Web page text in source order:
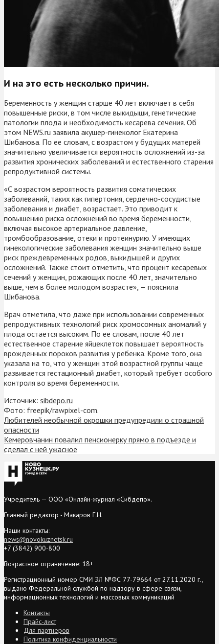
И на это есть несколько причин.
Беременность у женщин старше 40 лет включает в себя
повышенные риски, в том числе выкидыши, генетические
патологии плода и необходимость кесарева сечения. Об
этом NEWS.ru заявила акушер-гинеколог Екатерина
Шибанова. По ее словам, с возрастом у будущих матерей
значительно увеличивается вероятность осложнений из-за
развития хронических заболеваний и естественного старения
репродуктивной системы.
«С возрастом вероятность развития соматических
заболеваний, таких как гипертония, сердечно-сосудистые
заболевания и диабет, возрастает. Это приводит к
повышению риска осложнений во время беременности,
включая высокое артериальное давление,
тромбообразование, отеки и протеинурию. У имеющих
гинекологические заболевания женщин значительно выше
риск преждевременных родов, выкидышей и других
осложнений. Также стоит отметить, что процент кесаревых
сечений у женщин, рожающих после 40 лет, значительно
выше, чем в более молодом возрасте», — пояснила
Шибанова.
Врач отметила, что даже при использовании современных
репродуктивных технологий риск хромосомных аномалий у
плода остается высоким. По ее словам, после 40 лет
естественное старение яйцеклеток повышает вероятность
врожденных пороков развития у ребенка. Кроме того, она
указала на то, что у женщин этой возрастной группы чаще
развивается гестационный диабет, который требует особого
контроля во время беременности.
Источник: sibdepo.ru
Фото: freepik/rawpixel-com.
Любителей необычной окрошки предупредили о страшной
опасности
Кемеровчанин повалил пенсионерку прямо в подъезде и
сделал с ней ужасное
Учредитель — ООО «Онлайн-журнал «Сибдепо».
Главный редактор - Макаров Г.Н.
Наши контакты:
news@novokuznetsk.ru
+7 (3842) 900-800
Возрастное ограничение: 18+
Регистрационный номер СМИ ЭЛ №ФС 77-79664 от 27.11.2020 г.,
выдано Федеральной службой по надзору в сфере связи,
информационных технологий и массовых коммуникаций
Контакты
Прайс-лист
Для партнеров
Политика конфиденциальности